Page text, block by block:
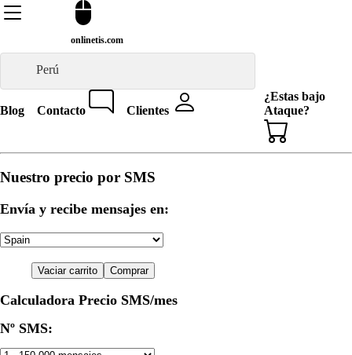
onlinetis.com
Perú
Blog Contacto Clientes
¿Estas bajo
Ataque?
Nuestro precio por SMS
Envía y recibe mensajes en:
Vaciar carrito Comprar
Calculadora Precio SMS/mes
Nº SMS: